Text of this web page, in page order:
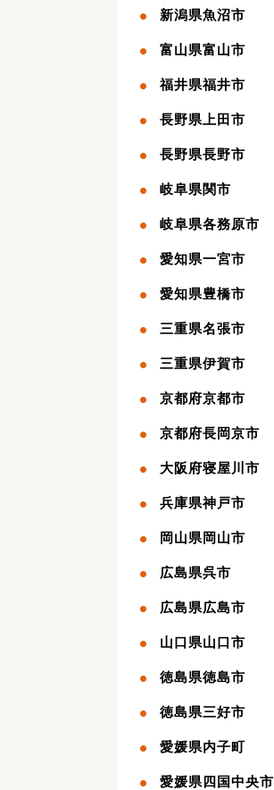
新潟県魚沼市
富山県富山市
福井県福井市
長野県上田市
長野県長野市
岐阜県関市
岐阜県各務原市
愛知県一宮市
愛知県豊橋市
三重県名張市
三重県伊賀市
京都府京都市
京都府長岡京市
大阪府寝屋川市
兵庫県神戸市
岡山県岡山市
広島県呉市
広島県広島市
山口県山口市
徳島県徳島市
徳島県三好市
愛媛県内子町
愛媛県四国中央市